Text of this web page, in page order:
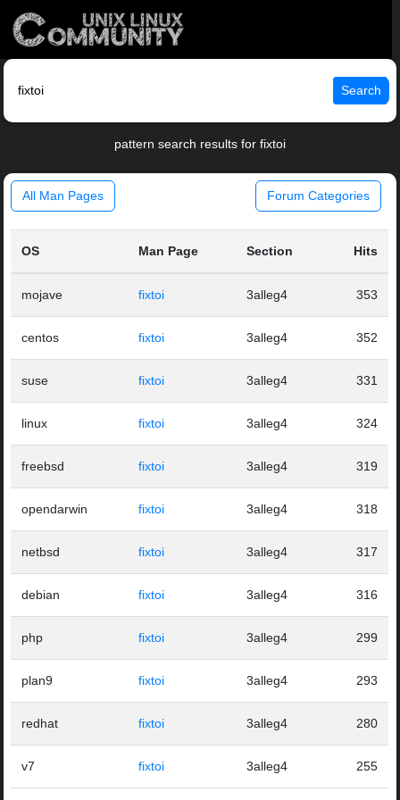
Search
pattern search results for fixtoi
All Man Pages Forum Categories
OS Man Page Section Hits
mojave fixtoi 3alleg4 353
centos fixtoi 3alleg4 352
suse fixtoi 3alleg4 331
linux fixtoi 3alleg4 324
freebsd fixtoi 3alleg4 319
opendarwin fixtoi 3alleg4 318
netbsd fixtoi 3alleg4 317
debian fixtoi 3alleg4 316
php fixtoi 3alleg4 299
plan9 fixtoi 3alleg4 293
redhat fixtoi 3alleg4 280
v7 fixtoi 3alleg4 255